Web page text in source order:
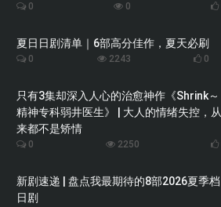
0 0
夏日日剧清单｜6部高分佳作，夏天必刷
0 2243 0
只有3集却深入人心的治愈神作《Shrink～
精神专科弱井医生》 | 大人的情绪失控，从
来都不是矫情
0 2250
新剧速递 | 盘点我最期待的8部2026夏季档
日剧